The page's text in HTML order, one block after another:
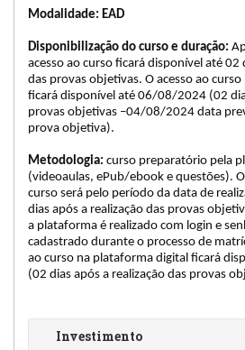
Modalidade: EAD
Disponibilização do curso e duração:
acesso ao curso ficará disponível até 02
das provas objetivas. O acesso ao
ficará disponível até 06/08/2024 (02
provas objetivas –04/08/2024 data
prova objetiva).
Metodologia: curso preparatório pela
(videoaulas, ePub/ebook e questões).
curso será pelo período da data de
dias após a realização das provas
a plataforma é realizado com login e
cadastrado durante o processo de
ao curso na plataforma digital ficará
(02 dias após a realização das provas
Investimento